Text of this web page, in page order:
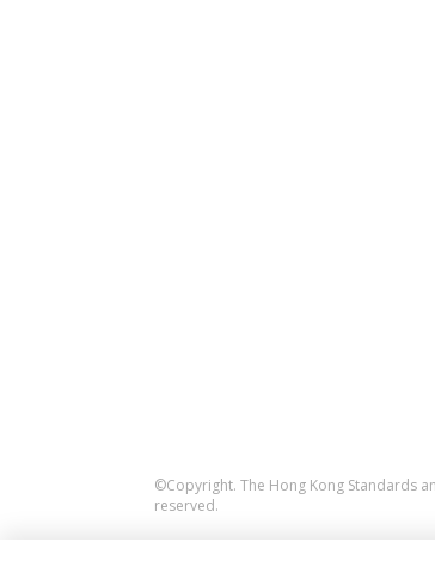
©Copyright. The Hong Kong Standards
reserved.